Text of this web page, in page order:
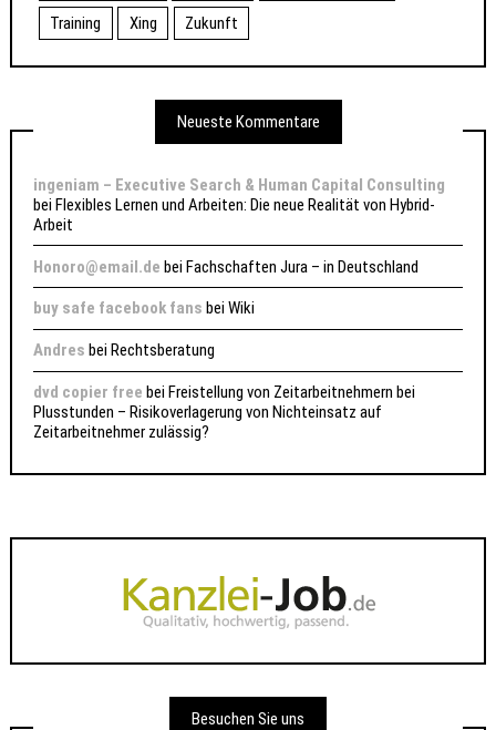
Training
Xing Zukunft
Neueste Kommentare
ingeniam – Executive Search & Human Capital Consulting
beiFlexibles Lernen und Arbeiten: Die neue Realität von Hybrid-
Arbeit
Honoro@email.de beiFachschaften Jura – in Deutschland
buy safe facebook fans beiWiki
Andres beiRechtsberatung
dvd copier free beiFreistellung von Zeitarbeitnehmern bei
Plusstunden – Risikoverlagerung von Nichteinsatz auf
Zeitarbeitnehmer zulässig?
Besuchen Sie uns